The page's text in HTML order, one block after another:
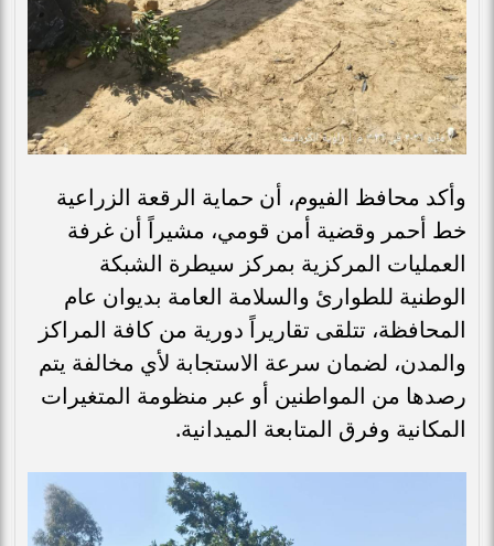
وأكد محافظ الفيوم، أن حماية الرقعة الزراعية
خط أحمر وقضية أمن قومي، مشيراً أن غرفة
العمليات المركزية بمركز سيطرة الشبكة
الوطنية للطوارئ والسلامة العامة بديوان عام
المحافظة، تتلقى تقاريراً دورية من كافة المراكز
والمدن، لضمان سرعة الاستجابة لأي مخالفة يتم
رصدها من المواطنين أو عبر منظومة المتغيرات
المكانية وفرق المتابعة الميدانية.